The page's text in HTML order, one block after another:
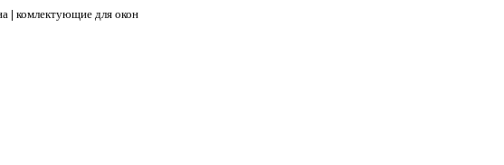
| комлектующие для окон